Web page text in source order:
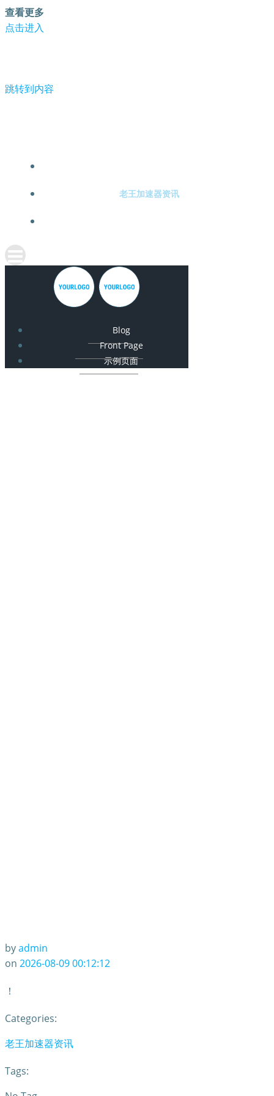
查看更多
点击进入
跳转到内容
老王加速器资讯
Blog
Front Page
示例页面
byadmin
on 2026-08-09 00:12:12
！
Categories:
老王加速器资讯
Tags: